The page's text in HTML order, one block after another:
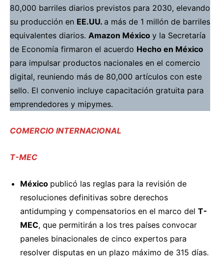
80,000 barriles diarios previstos para 2030, elevando
su producción en EE.UU. a más de 1 millón de barriles
equivalentes diarios. Amazon México y la Secretaría
de Economía firmaron el acuerdo Hecho en México
para impulsar productos nacionales en el comercio
digital, reuniendo más de 80,000 artículos con este
sello. El convenio incluye capacitación gratuita para
emprendedores y mipymes.
COMERCIO INTERNACIONAL
T-MEC
México publicó las reglas para la revisión de
resoluciones definitivas sobre derechos
antidumping y compensatorios en el marco del T-
MEC, que permitirán a los tres países convocar
paneles binacionales de cinco expertos para
resolver disputas en un plazo máximo de 315 días.